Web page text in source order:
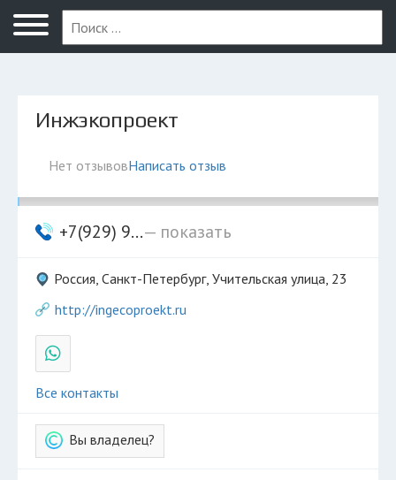
Санкт-Петербург
Инжэкопроект
Нет отзывовНаписать отзыв
+7(929) 9...— показать
Россия, Санкт-Петербург, Учительская улица, 23
http://ingecoproekt.ru
Все контакты
Вы владелец?